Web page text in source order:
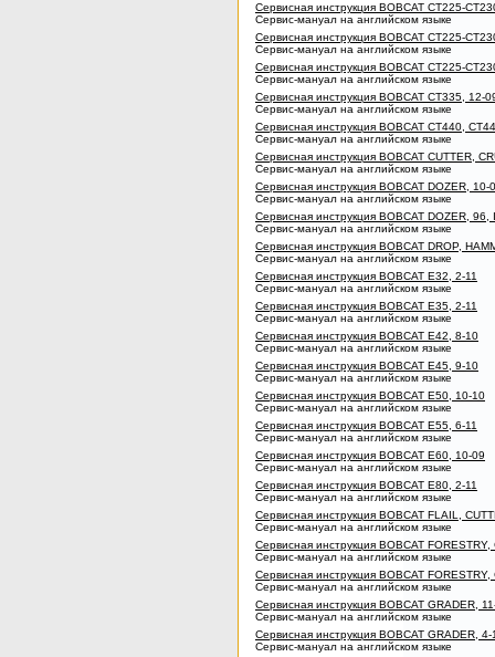
Сервисная инструкция BOBCAT CT225-
Сервис-мануал на английском языке
Сервисная инструкция BOBCAT CT225-
Сервис-мануал на английском языке
Сервисная инструкция BOBCAT CT225-
Сервис-мануал на английском языке
Сервисная инструкция BOBCAT CT335, 12-
Сервис-мануал на английском языке
Сервисная инструкция BOBCAT CT440,
Сервис-мануал на английском языке
Сервисная инструкция BOBCAT CUTTER,
Сервис-мануал на английском языке
Сервисная инструкция BOBCAT DOZER, 10-
Сервис-мануал на английском языке
Сервисная инструкция BOBCAT DOZER, 96,
Сервис-мануал на английском языке
Сервисная инструкция BOBCAT DROP,
Сервис-мануал на английском языке
Сервисная инструкция BOBCAT E32, 2-11
Сервис-мануал на английском языке
Сервисная инструкция BOBCAT E35, 2-11
Сервис-мануал на английском языке
Сервисная инструкция BOBCAT E42, 8-10
Сервис-мануал на английском языке
Сервисная инструкция BOBCAT E45, 9-10
Сервис-мануал на английском языке
Сервисная инструкция BOBCAT E50, 10-10
Сервис-мануал на английском языке
Сервисная инструкция BOBCAT E55, 6-11
Сервис-мануал на английском языке
Сервисная инструкция BOBCAT E60, 10-09
Сервис-мануал на английском языке
Сервисная инструкция BOBCAT E80, 2-11
Сервис-мануал на английском языке
Сервисная инструкция BOBCAT FLAIL,
Сервис-мануал на английском языке
Сервисная инструкция BOBCAT FORESTRY,
Сервис-мануал на английском языке
Сервисная инструкция BOBCAT FORESTRY,
Сервис-мануал на английском языке
Сервисная инструкция BOBCAT GRADER,
Сервис-мануал на английском языке
Сервисная инструкция BOBCAT GRADER, 4-
Сервис-мануал на английском языке